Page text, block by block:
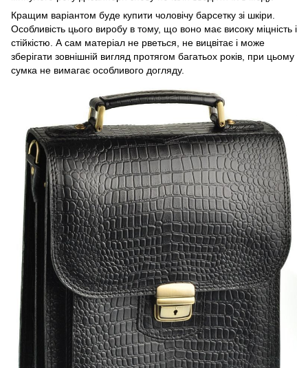
Кращим варіантом буде купити чоловічу барсетку зі шкіри.
Особливість цього виробу в тому, що воно має високу міцність і
стійкістю. А сам матеріал не рветься, не вицвітає і може
зберігати зовнішній вигляд протягом багатьох років, при цьому
сумка не вимагає особливого догляду.